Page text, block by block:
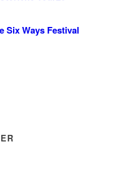
Six Ways Festival